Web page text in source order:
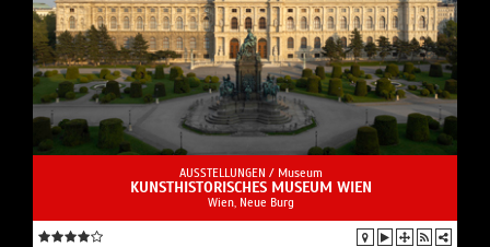
AUSSTELLUNGEN / Museum
KUNSTHISTORISCHES MUSEUM WIEN
Wien, Neue Burg